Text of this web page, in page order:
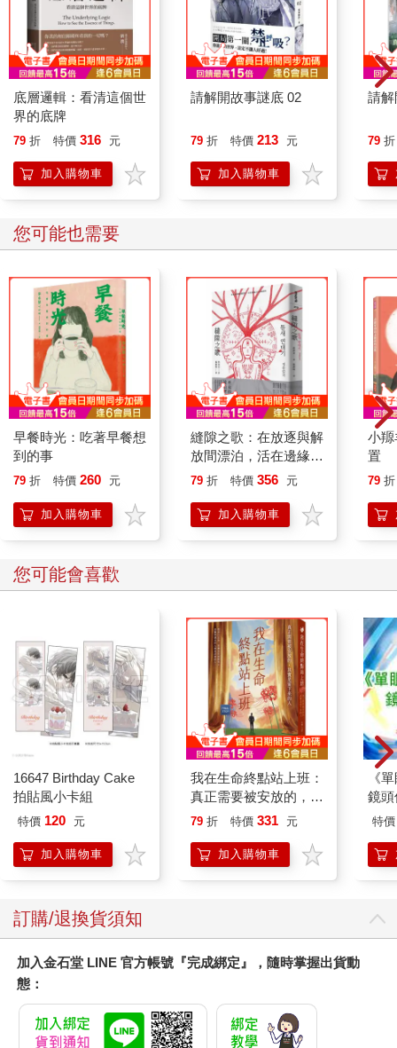
底層邏輯：看清這個世
界的底牌
79 折 特價 316 元
加入購物車
請解開故事謎底 02
79 折 特價 213 元
加入購物車
請解
79 折
您可能也需要
早餐時光：吃著早餐想
到的事
79 折 特價 260 元
加入購物車
縫隙之歌：在放逐與解
放間漂泊，活在邊緣之
存在的質問
79 折 特價 356 元
加入購物車
小
置
79 折
您可能會喜歡
16647 Birthday Cake
拍貼風小卡組
特價 120 元
加入購物車
我在生命終點站上班：
真正需要被安放的，其
實是留下來的人
79 折 特價 331 元
加入購物車
《
鏡
特價
訂購/退換貨須知
加入金石堂 LINE 官方帳號『完成綁定』，隨時掌握出貨動
態：